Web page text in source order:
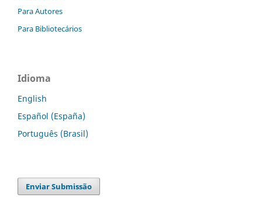
Para Autores
Para Bibliotecários
Idioma
English
Español (España)
Português (Brasil)
Enviar Submissão